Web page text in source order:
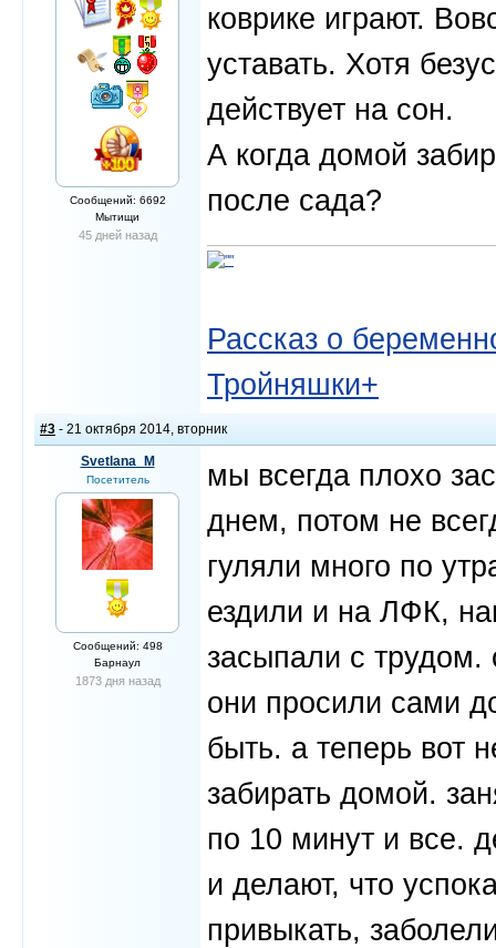
Сообщений: 6692
Мытищи
45 дней назад
коврике играют.
уставать. Хотя
действует на сон.
А когда домой
после сада?
Рассказ о
Тройняшки+
#3 - 21 октября 2014, вторник
Svetlana_M
Посетитель
Сообщений: 498
Барнаул
1873 дня назад
мы всегда плохо
днем, потом не
гуляли много по
ездили и на ЛФК,
засыпали с трудом.
они просили сами
быть. а теперь вот
забирать домой.
по 10 минут и все.
и делают, что
привыкать,